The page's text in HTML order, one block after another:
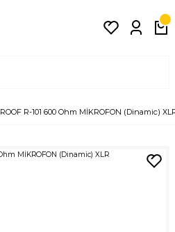
ROOF R-101 600 Ohm MİKROFON (Dinamic)